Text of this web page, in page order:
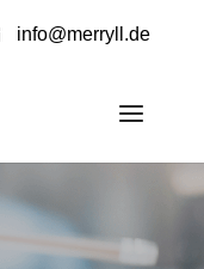
info@merryll.de